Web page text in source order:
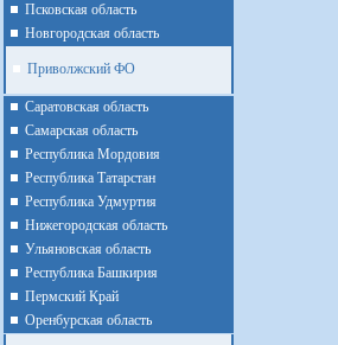
Псковская область
Новгородская область
Приволжский ФО
Cаратовская область
Cамарская область
Республика Мордовия
Республика Татарстан
Республика Удмуртия
Нижегородская область
Ульяновская область
Республика Башкирия
Пермский Край
Оренбурская область